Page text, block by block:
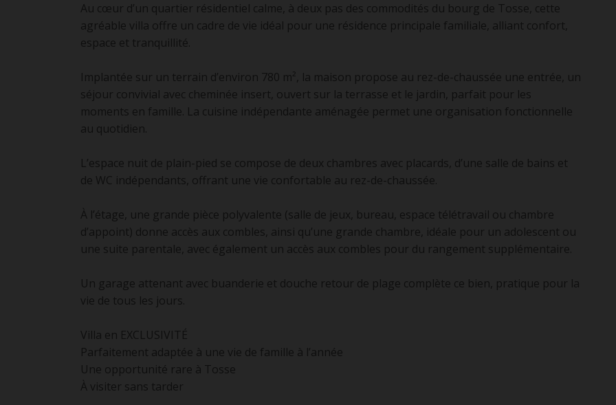
Au cœur d’un quartier résidentiel calme, à deux pas des commodités du bourg de Tosse, cette
agréable villa offre un cadre de vie idéal pour une résidence principale familiale, alliant confort,
espace et tranquillité.
Implantée sur un terrain d’environ 780 m², la maison propose au rez-de-chaussée une entrée, un
séjour convivial avec cheminée insert, ouvert sur la terrasse et le jardin, parfait pour les
moments en famille. La cuisine indépendante aménagée permet une organisation fonctionnelle
au quotidien.
L’espace nuit de plain-pied se compose de deux chambres avec placards, d’une salle de bains et
de WC indépendants, offrant une vie confortable au rez-de-chaussée.
À l’étage, une grande pièce polyvalente (salle de jeux, bureau, espace télétravail ou chambre
d’appoint) donne accès aux combles, ainsi qu’une grande chambre, idéale pour un adolescent ou
une suite parentale, avec également un accès aux combles pour du rangement supplémentaire.
Un garage attenant avec buanderie et douche retour de plage complète ce bien, pratique pour la
vie de tous les jours.
Villa en EXCLUSIVITÉ
Parfaitement adaptée à une vie de famille à l’année
Une opportunité rare à Tosse
À visiter sans tarder